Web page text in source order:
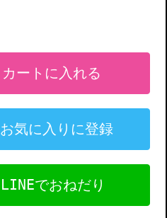
カートに入れる
お気に入りに登録
LINEでおねだり